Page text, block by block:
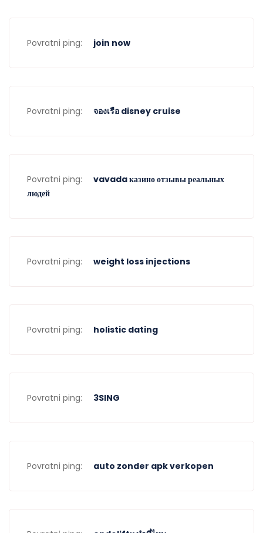
Povratni ping: join now
Povratni ping: จองเรือ disney cruise
Povratni ping:
vavada казино отзывы реальных
людей
Povratni ping: weight loss injections
Povratni ping: holistic dating
Povratni ping: 3SING
Povratni ping: auto zonder apk verkopen